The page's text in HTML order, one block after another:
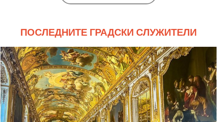
ПОСЛЕДНИТЕ ГРАДСКИ СЛУЖИТЕЛИ